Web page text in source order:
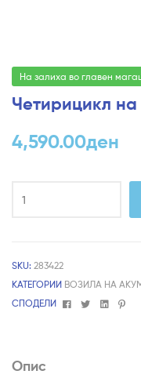
На залиха во главен
Четирицикл
4,590.00ден
SKU: 283422
КАТЕГОРИИ ВОЗИЛА НА
СПОДЕЛИ
FacebookTwitterLinkedin
Опис